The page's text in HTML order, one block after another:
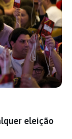
eleição